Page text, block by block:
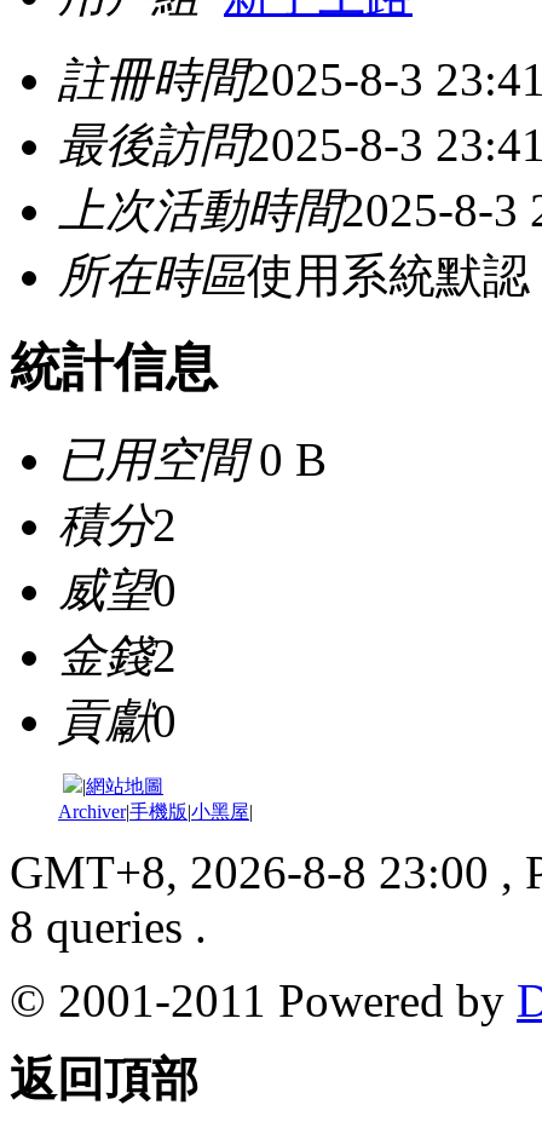
註冊時間2025-8-3
最後訪問2025-8-3
上次活動時間2025-8-3
所在時區使用系統默認
統計信息
已用空間0 B
積分2
威望0
金錢2
貢獻0
|網站地圖
Archiver|手機版|小黑屋|
GMT+8, 2026-8-8 23:00 ,
8 queries .
© 2001-2011 Powered by
返回頂部